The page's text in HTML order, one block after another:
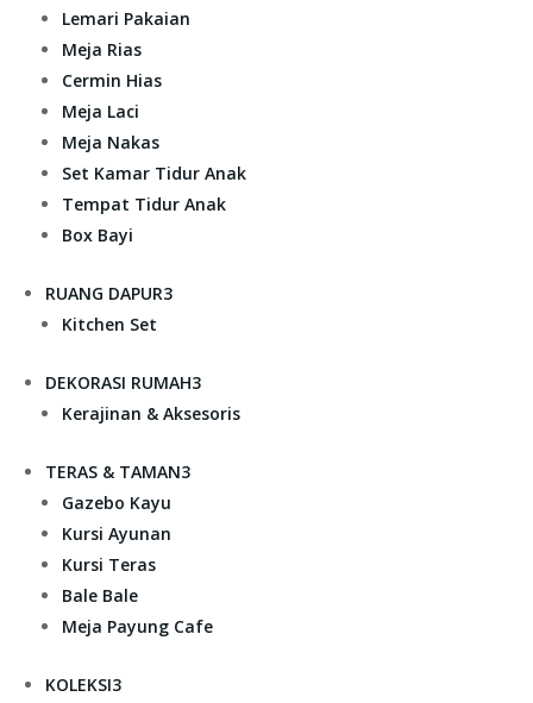
Lemari Pakaian
Meja Rias
Cermin Hias
Meja Laci
Meja Nakas
Set Kamar Tidur Anak
Tempat Tidur Anak
Box Bayi
RUANG DAPUR3
Kitchen Set
DEKORASI RUMAH3
Kerajinan & Aksesoris
TERAS & TAMAN3
Gazebo Kayu
Kursi Ayunan
Kursi Teras
Bale Bale
Meja Payung Cafe
KOLEKSI3